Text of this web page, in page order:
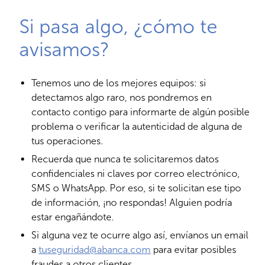
Si pasa algo, ¿cómo te
avisamos?
Tenemos uno de los mejores equipos: si
detectamos algo raro, nos pondremos en
contacto contigo para informarte de algún posible
problema o verificar la autenticidad de alguna de
tus operaciones.
Recuerda que nunca te solicitaremos datos
confidenciales ni claves por correo electrónico,
SMS o WhatsApp. Por eso, si te solicitan ese tipo
de información, ¡no respondas! Alguien podría
estar engañándote.
Si alguna vez te ocurre algo así, envíanos un email
a tuseguridad@abanca.com para evitar posibles